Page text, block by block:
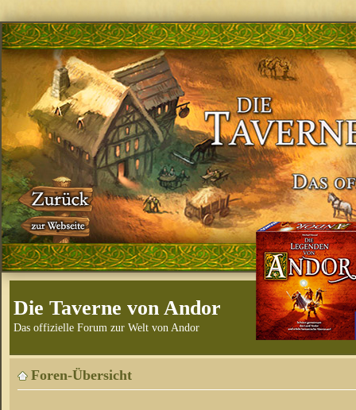
Die Taverne von Andor
Das offizielle Forum zur Welt von Andor
Foren-Übersicht